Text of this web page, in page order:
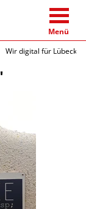
Menü
Wir digital für Lübeck